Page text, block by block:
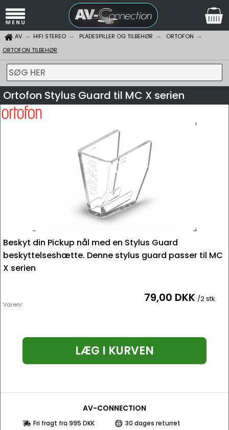
AV HIFI STEREO PLADESPILLER OG TILBEHØR
ORTOFON
ORTOFON TILBEHØR
SØG HER
Ortofon Stylus Guard til MC X serien
Beskyt din Pickup nål med en Stylus Guard
beskyttelseshætte. Denne stylus guard passer til MC
X serien
Varenr: 79,00 DKK /2 stk.
LÆG I KURVEN
AV-CONNECTION
Fri fragt fra 995 DKK
30 dages returret